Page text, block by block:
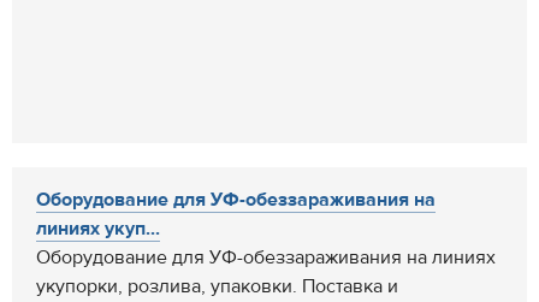
Оборудование для УФ-обеззараживания на
линиях укуп...
Оборудование для УФ-обеззараживания на линиях
укупорки, розлива, упаковки. Поставка и